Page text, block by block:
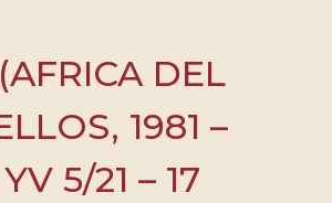
DEL
1981 –
5/21 – 17